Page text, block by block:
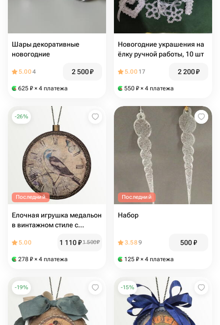
Шары декоративные
новогодние
5.004 2 500₽
625 ₽ × 4 платежа
Новогодние украшения на
ёлку ручной работы, 10 шт
5.00 17 2 200₽
550 ₽ × 4 платежа
-26%
Последний
Елочная игрушка медальон
в винтажном стиле с
ручная работа
5.00 1 110₽1 500₽
278 ₽ × 4 платежа
Последний
Набор
3.589 500₽
125 ₽ × 4 платежа
-19% -15%